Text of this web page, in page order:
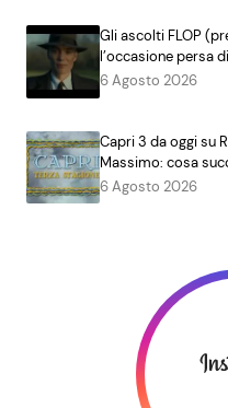
Gli ascolti FLOP
l’occasione persa
6 Agosto 2026
Capri 3 da oggi su
Massimo: cosa
6 Agosto 2026